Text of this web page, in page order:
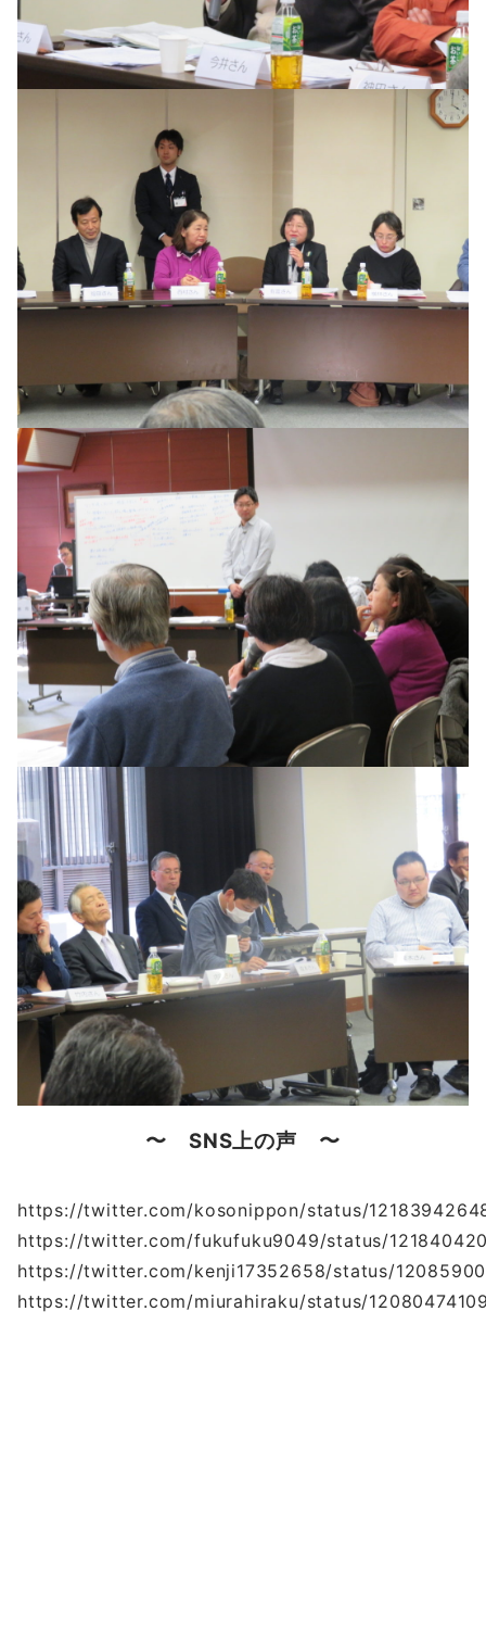
〜 SNS上の声 〜
https://twitter.com/kosonippon/status/
https://twitter.com/fukufuku9049/status/
https://twitter.com/kenji17352658/status/
https://twitter.com/miurahiraku/status/